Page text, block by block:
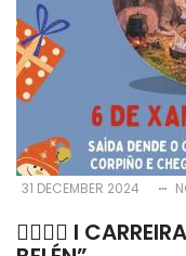
31 DECEMBER 2024
🏃‍♀️🏃‍♂️ I